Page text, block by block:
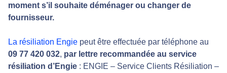
moment s’il souhaite déménager ou changer de
fournisseur.
La résiliation Engie peut être effectuée par téléphone au
09 77 420 032, par lettre recommandée au service
résiliation d’Engie : ENGIE – Service Clients Résiliation –